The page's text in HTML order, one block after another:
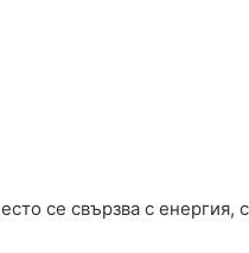
се свързва с енергия,